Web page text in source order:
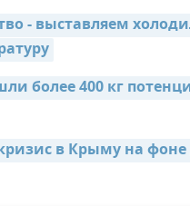
- выставляем
более 400 кг
в Крыму на